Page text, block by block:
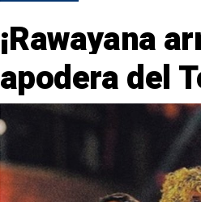
¡Rawayana
apodera del